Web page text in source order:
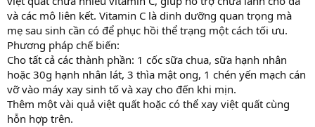
và các mô liên kết. Vitamin C là dinh dưỡng quan trọng mà
mẹ sau sinh cần có để phục hồi thể trạng một cách tối ưu.
Phương pháp chế biến:
Cho tất cả các thành phần: 1 cốc sữa chua, sữa hạnh nhân
hoặc 30g hạnh nhân lát, 3 thìa mật ong, 1 chén yến mạch cán
vỡ vào máy xay sinh tố và xay cho đến khi mịn.
Thêm một vài quả việt quất hoặc có thể xay việt quất cùng
hỗn hợp trên.